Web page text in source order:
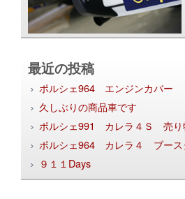
最近の投稿
ポルシェ964 エンジンカバー
久しぶりの商品車です
ポルシェ991 カレラ４Ｓ 売り
ポルシェ964 カレラ４ ブース
９１１Days